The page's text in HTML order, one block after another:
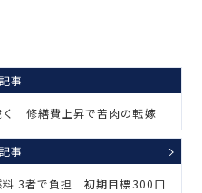
事
修繕費上昇で苦肉の転嫁
事
3者で負担 初期目標300口